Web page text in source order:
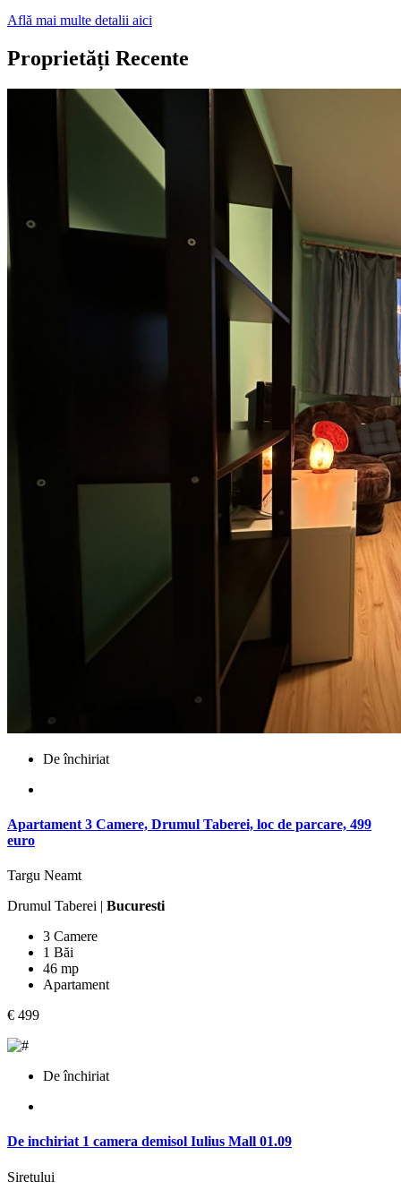
Află mai multe detalii aici
Proprietăți Recente
De închiriat
Apartament 3 Camere, Drumul Taberei, loc de parcare, 499
euro
Targu Neamt
Drumul Taberei | Bucuresti
3 Camere
1 Băi
46 mp
Apartament
€ 499
De închiriat
De inchiriat 1 camera demisol Iulius Mall 01.09
Siretului